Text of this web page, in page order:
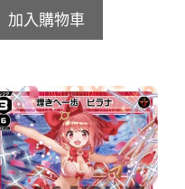
加入購物車